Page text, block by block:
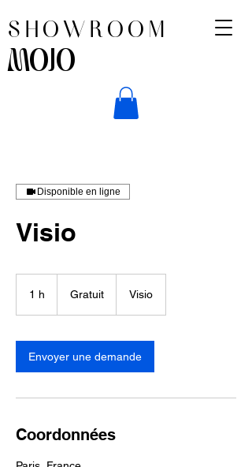
SHOWROOM
MOJO
Disponible en ligne
Visio
1 h Gratuit Visio
Envoyer une demande
Coordonnées